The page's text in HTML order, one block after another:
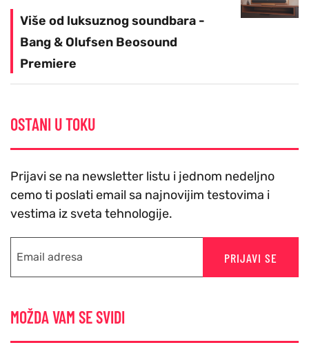
Više od luksuznog soundbara -
Bang & Olufsen Beosound
Premiere
OSTANI U TOKU
Prijavi se na newsletter listu i jednom nedeljno
cemo ti poslati email sa najnovijim testovima i
vestima iz sveta tehnologije.
PRIJAVI SE
MOŽDA VAM SE SVIDI